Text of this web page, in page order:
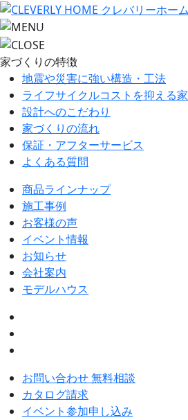
家づくりの特徴
地震や災害に強い構造・工法
ライフサイクルコストを抑える家
設計へのこだわり
家づくりの流れ
保証・アフターサービス
よくある質問
商品ラインナップ
施工事例
お客様の声
イベント情報
お知らせ
会社案内
モデルハウス
お問い合わせ 無料相談
カタログ請求
イベント参加申し込み